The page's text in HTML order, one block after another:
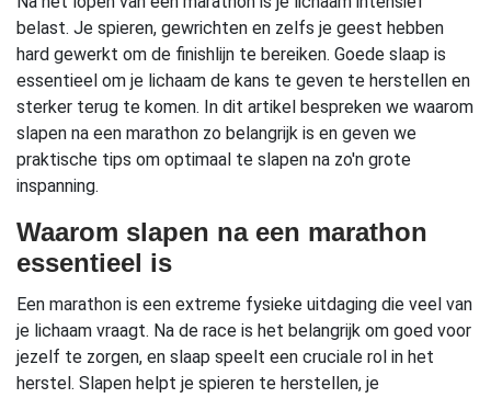
belast. Je spieren, gewrichten en zelfs je geest hebben
hard gewerkt om de finishlijn te bereiken. Goede slaap is
essentieel om je lichaam de kans te geven te herstellen en
sterker terug te komen. In dit artikel bespreken we waarom
slapen na een marathon zo belangrijk is en geven we
praktische tips om optimaal te slapen na zo'n grote
inspanning.
Waarom slapen na een marathon
essentieel is
Een marathon is een extreme fysieke uitdaging die veel van
je lichaam vraagt. Na de race is het belangrijk om goed voor
jezelf te zorgen, en slaap speelt een cruciale rol in het
herstel. Slapen helpt je spieren te herstellen, je